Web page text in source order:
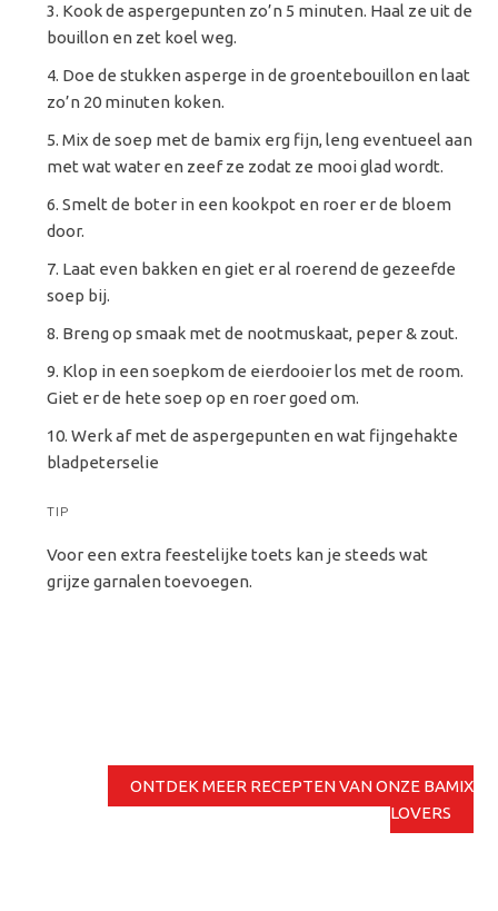
Kook de aspergepunten zo’n 5 minuten. Haal ze uit de
bouillon en zet koel weg.
Doe de stukken asperge in de groentebouillon en laat
zo’n 20 minuten koken.
Mix de soep met de bamix erg fijn, leng eventueel aan
met wat water en zeef ze zodat ze mooi glad wordt.
Smelt de boter in een kookpot en roer er de bloem
door.
Laat even bakken en giet er al roerend de gezeefde
soep bij.
Breng op smaak met de nootmuskaat, peper & zout.
Klop in een soepkom de eierdooier los met de room.
Giet er de hete soep op en roer goed om.
Werk af met de aspergepunten en wat fijngehakte
bladpeterselie
TIP
Voor een extra feestelijke toets kan je steeds wat
grijze garnalen toevoegen.
ONTDEK MEER RECEPTEN VAN ONZE BAMIX
LOVERS